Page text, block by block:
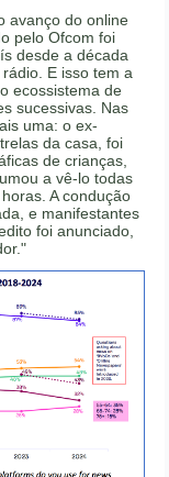
avanço do online
pelo Ofcom foi
desde a década
E isso tem a
ecossistema de
sucessivas. Nas
uma: o ex-
da casa, foi
de crianças,
a vê-lo todas
A condução
e manifestantes
foi anunciado,